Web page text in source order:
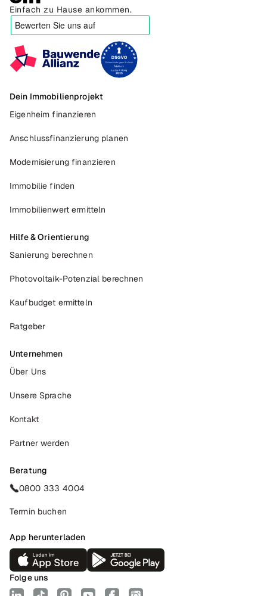
Einfach zu Hause ankommen.
Dein Immobilienprojekt
Eigenheim finanzieren
Anschlussfinanzierung planen
Modernisierung finanzieren
Immobilie finden
Immobilienwert ermitteln
Hilfe & Orientierung
Sanierung berechnen
Photovoltaik-Potenzial berechnen
Kaufbudget ermitteln
Ratgeber
Unternehmen
Über Uns
Unsere Sprache
Kontakt
Partner werden
Beratung
0800 333 4004
Termin buchen
App herunterladen
Folge uns